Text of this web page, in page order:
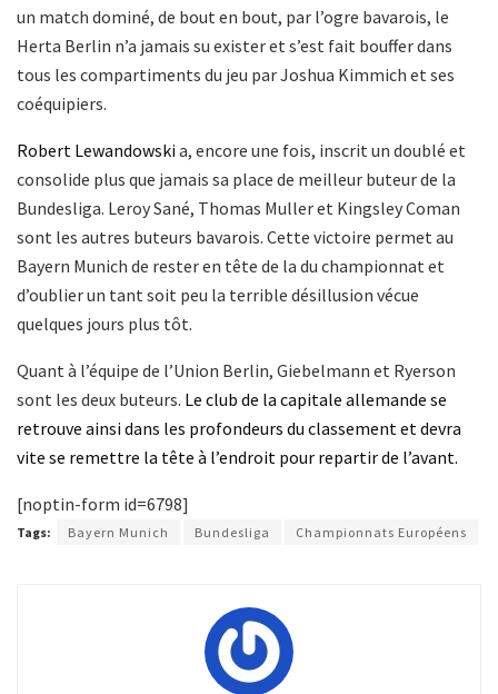
un match dominé, de bout en bout, par l’ogre bavarois, le
Herta Berlin n’a jamais su exister et s’est fait bouffer dans
tous les compartiments du jeu par Joshua Kimmich et ses
coéquipiers.
Robert Lewandowski a, encore une fois, inscrit un doublé et
consolide plus que jamais sa place de meilleur buteur de la
Bundesliga. Leroy Sané, Thomas Muller et Kingsley Coman
sont les autres buteurs bavarois. Cette victoire permet au
Bayern Munich de rester en tête de la du championnat et
d’oublier un tant soit peu la terrible désillusion vécue
quelques jours plus tôt.
Quant à l’équipe de l’Union Berlin, Giebelmann et Ryerson
sont les deux buteurs. Le club de la capitale allemande se
retrouve ainsi dans les profondeurs du classement et devra
vite se remettre la tête à l’endroit pour repartir de l’avant.
[noptin-form id=6798]
Tags: Bayern Munich Bundesliga Championnats Européens